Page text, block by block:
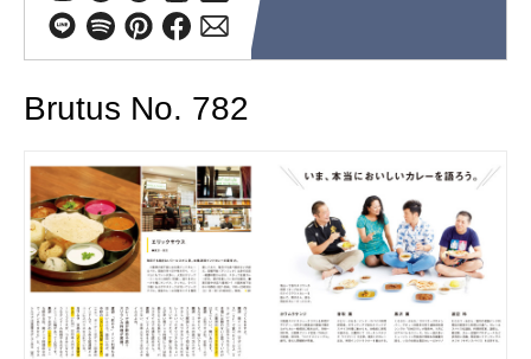
Brutus No. 782